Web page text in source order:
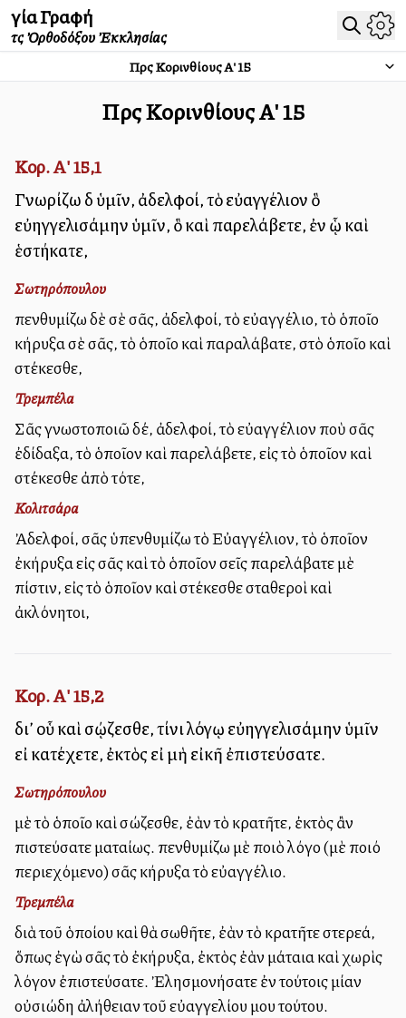
Ἁγία Γραφή
τῆς Ὀρθοδόξου Ἐκκλησίας
Πρὸς Κορινθίους Α'15
Πρὸς Κορινθίους Α'15
Κορ. Α' 15,1
Γνωρίζω δὲ ὑμῖν, ἀδελφοί, τὸ εὐαγγέλιον ὃ
εὐηγγελισάμην ὑμῖν, ὃ καὶ παρελάβετε, ἐν ᾧ καὶ
ἑστήκατε,
Σωτηρόπουλου
Ὑπενθυμίζω δὲ σὲ σᾶς, ἀδελφοί, τὸ εὐαγγέλιο, τὸ ὁποῖο
κήρυξα σὲ σᾶς, τὸ ὁποῖο καὶ παραλάβατε, στὸ ὁποῖο καὶ
στέκεσθε,
Τρεμπέλα
Σᾶς γνωστοποιῶ δέ, ἀδελφοί, τὸ εὐαγγέλιον ποὺ σᾶς
ἐδίδαξα, τὸ ὁποῖον καὶ παρελάβετε, εἰς τὸ ὁποῖον καὶ
στέκεσθε ἀπὸ τότε,
Κολιτσάρα
Ἀδελφοί, σᾶς ὑπενθυμίζω τὸ Εὐαγγέλιον, τὸ ὁποῖον
ἐκήρυξα εἰς σᾶς καὶ τὸ ὁποῖον σεῖς παρελάβατε μὲ
πίστιν, εἰς τὸ ὁποῖον καὶ στέκεσθε σταθεροὶ καὶ
ἀκλόνητοι,
Κορ. Α' 15,2
δι’ οὗ καὶ σῴζεσθε, τίνι λόγῳ εὐηγγελισάμην ὑμῖν
εἰ κατέχετε, ἐκτὸς εἰ μὴ εἰκῆ ἐπιστεύσατε.
Σωτηρόπουλου
μὲ τὸ ὁποῖο καὶ σώζεσθε, ἐὰν τὸ κρατῆτε, ἐκτὸς ἂν
πιστεύσατε ματαίως. Ὑπενθυμίζω μὲ ποιὸ λόγο (μὲ ποιό
περιεχόμενο) σᾶς κήρυξα τὸ εὐαγγέλιο.
Τρεμπέλα
διὰ τοῦ ὁποίου καὶ θὰ σωθῆτε, ἐὰν τὸ κρατῆτε στερεά,
ὅπως ἐγὼ σᾶς τὸ ἐκήρυξα, ἐκτὸς ἐὰν μάταια καὶ χωρὶς
λόγον ἐπιστεύσατε. Ἐλησμονήσατε ἐν τούτοις μίαν
οὐσιώδη ἀλήθειαν τοῦ εὐαγγελίου μου τούτου.